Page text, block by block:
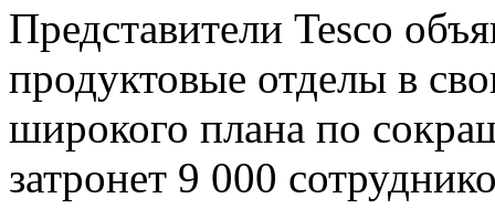
Представители Tesco
продуктовые отделы в
широкого плана по
затронет 9 000